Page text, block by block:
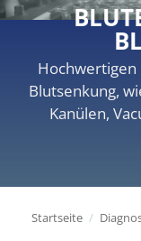
Blutsenkung,
Kanülen,
Startseite /